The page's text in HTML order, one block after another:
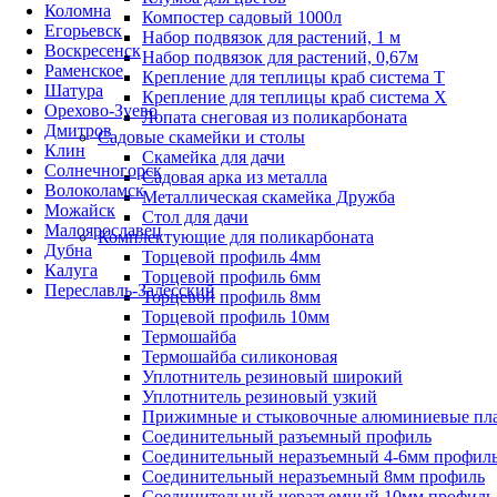
Коломна
Егорьевск
Воскресенск
Раменское
Шатура
Орехово-Зуево
Дмитров
Клин
Солнечногорск
Волоколамск
Можайск
Малоярославец
Дубна
Калуга
Переславль-Залесский
Компостер садовый 1000л
Набор подвязок для растений, 1 м
Набор подвязок для растений, 0,67м
Крепление для теплицы краб система Т
Крепление для теплицы краб система Х
Лопата снеговая из поликарбоната
Садовые скамейки и столы
Скамейка для дачи
Садовая арка из металла
Металлическая скамейка Дружба
Стол для дачи
Комплектующие для поликарбоната
Торцевой профиль 4мм
Торцевой профиль 6мм
Торцевой профиль 8мм
Торцевой профиль 10мм
Термошайба
Термошайба силиконовая
Уплотнитель резиновый широкий
Уплотнитель резиновый узкий
Прижимные и стыковочные алюминиевые
Соединительный разъемный профиль
Соединительный неразъемный 4-6мм
Соединительный неразъемный 8мм профиль